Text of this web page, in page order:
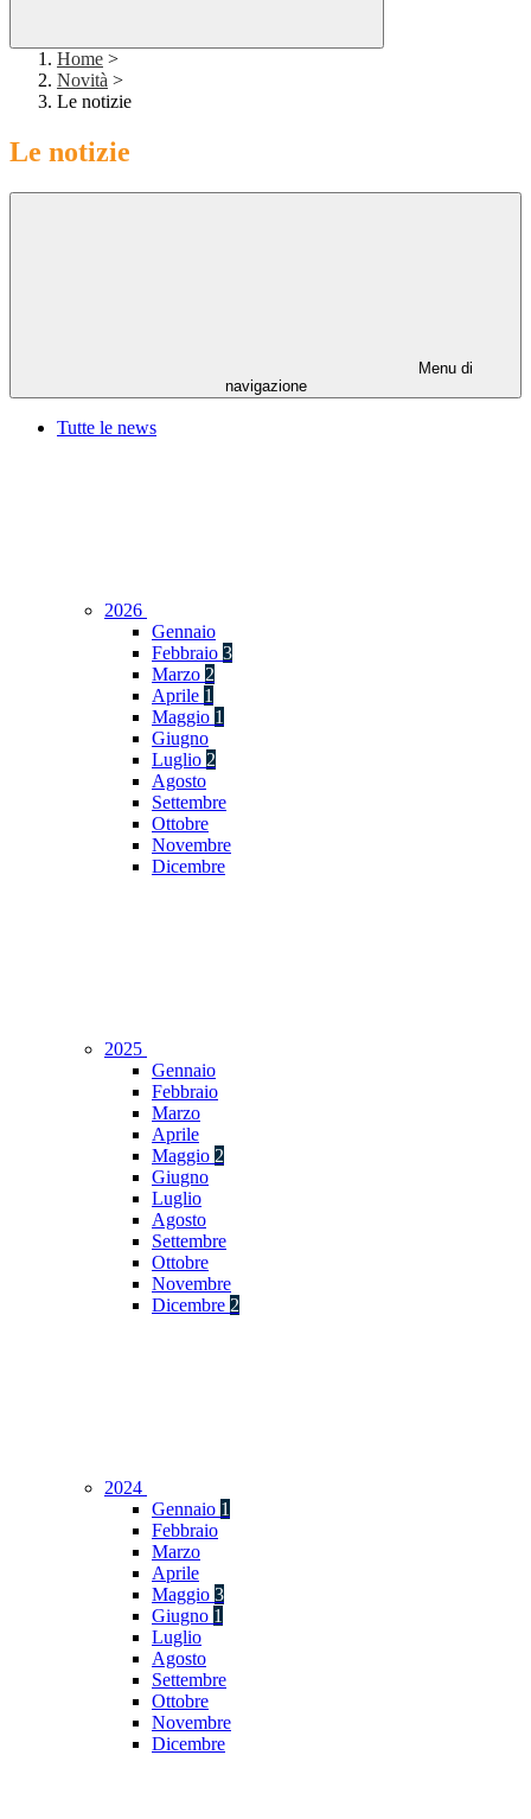
Home >
Novità >
Le notizie
Le notizie
Menu di
navigazione
Tutte le news
2026
Gennaio
Febbraio 3
Marzo 2
Aprile 1
Maggio 1
Giugno
Luglio 2
Agosto
Settembre
Ottobre
Novembre
Dicembre
2025
Gennaio
Febbraio
Marzo
Aprile
Maggio 2
Giugno
Luglio
Agosto
Settembre
Ottobre
Novembre
Dicembre 2
2024
Gennaio 1
Febbraio
Marzo
Aprile
Maggio 3
Giugno 1
Luglio
Agosto
Settembre
Ottobre
Novembre
Dicembre